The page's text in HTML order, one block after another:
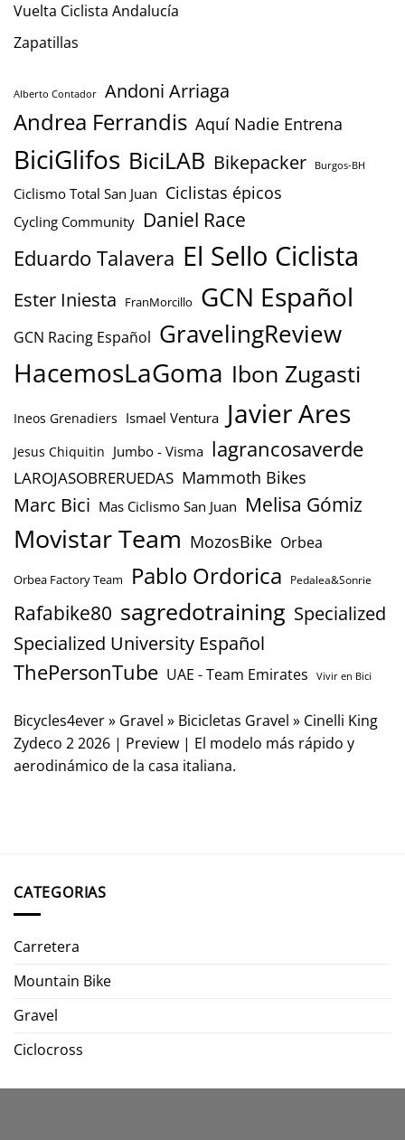
Vuelta Ciclista Andalucía
Zapatillas
Alberto Contador Andoni Arriaga
Andrea Ferrandis Aquí Nadie Entrena
BiciGlifos BiciLAB Bikepacker Burgos-BH
Ciclismo Total San Juan Ciclistas épicos
Cycling Community Daniel Race
Eduardo Talavera El Sello Ciclista
Ester Iniesta FranMorcillo GCN Español
GCN Racing Español GravelingReview
HacemosLaGoma Ibon Zugasti
Ineos Grenadiers Ismael Ventura Javier Ares
Jesus Chiquitin Jumbo - Visma lagrancosaverde
LAROJASOBRERUEDAS Mammoth Bikes
Marc Bici Mas Ciclismo San Juan Melisa Gómiz
Movistar Team MozosBike Orbea
Orbea Factory Team Pablo Ordorica Pedalea&Sonrie
Rafabike80 sagredotraining Specialized
Specialized University Español
ThePersonTube UAE - Team Emirates Vivir en Bici
Bicycles4ever» Gravel » Bicicletas Gravel » Cinelli King
Zydeco 2 2026 | Preview | El modelo más rápido y
aerodinámico de la casa italiana.
CATEGORIAS
Carretera
Mountain Bike
Gravel
Ciclocross